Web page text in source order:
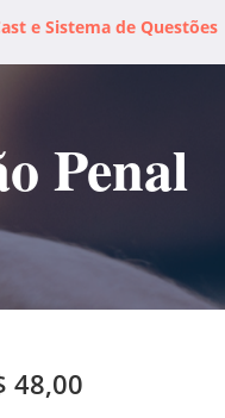
e Sistema de Questões
Penal
48,00